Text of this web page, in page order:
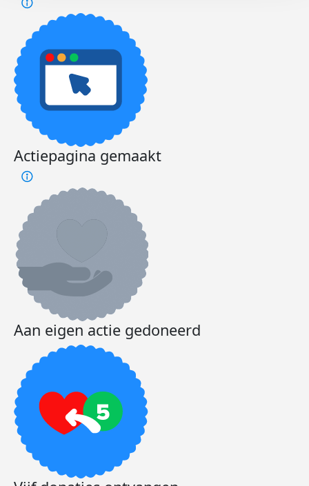
Actiepagina gemaakt
Aan eigen actie gedoneerd